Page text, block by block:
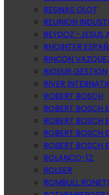
RESINAS OLOT
REUNION
REYDOZ -JESUS
RHOINTER
RINCON
RIOSUR GESTION
RIVER
ROBERT BOSCH
ROBERT BOSCH
ROBERT BOSCH
ROBERT BOSCH
ROBERT BOSCH
ROLANCO-12.
ROLSER
ROMBULL